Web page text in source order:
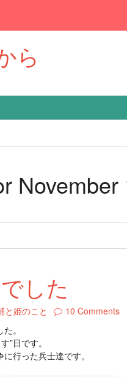
ら
November
した
と姫のこと
10 Comments
。
”日です。
行った兵士達です。